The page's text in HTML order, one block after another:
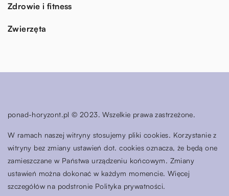
Zdrowie i fitness
Zwierzęta
ponad-horyzont.pl © 2023. Wszelkie prawa zastrzeżone.
W ramach naszej witryny stosujemy pliki cookies. Korzystanie z
witryny bez zmiany ustawień dot. cookies oznacza, że będą one
zamieszczane w Państwa urządzeniu końcowym. Zmiany
ustawień można dokonać w każdym momencie. Więcej
szczegółów na podstronie Polityka prywatności.